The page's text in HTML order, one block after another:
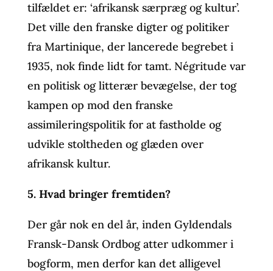
tilfældet er: ‘afrikansk særpræg og kultur’.
Det ville den franske digter og politiker
fra Martinique, der lancerede begrebet i
1935, nok finde lidt for tamt. Négritude var
en politisk og litterær bevægelse, der tog
kampen op mod den franske
assimileringspolitik for at fastholde og
udvikle stoltheden og glæden over
afrikansk kultur.
5. Hvad bringer fremtiden?
Der går nok en del år, inden Gyldendals
Fransk-Dansk Ordbog atter udkommer i
bogform, men derfor kan det alligevel